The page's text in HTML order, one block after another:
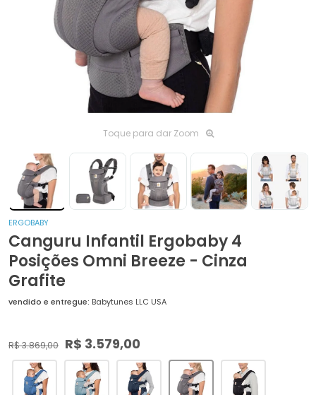
Toque para dar Zoom
ERGOBABY
Canguru Infantil Ergobaby 4
Posições Omni Breeze - Cinza
Grafite
vendido e entregue: Babytunes LLC USA
R$ 3.869,00 R$ 3.579,00